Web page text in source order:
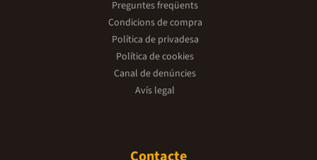
Preguntes freqüents
Condicions de compra
Política de privadesa
Política de cookies
Canal de denúncies
Avís legal